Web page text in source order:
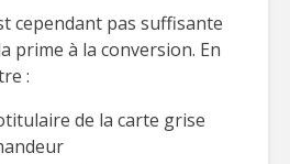
cependant pas suffisante
prime à la conversion. En
:
de la carte grise